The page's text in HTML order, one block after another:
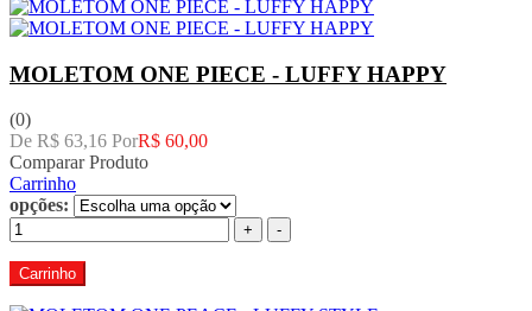
MOLETOM ONE PIECE - LUFFY HAPPY
(0)
De R$ 63,16 PorR$ 60,00
Comparar Produto
Carrinho
opções:
+ -
Carrinho